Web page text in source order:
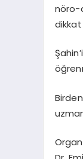
nöro-